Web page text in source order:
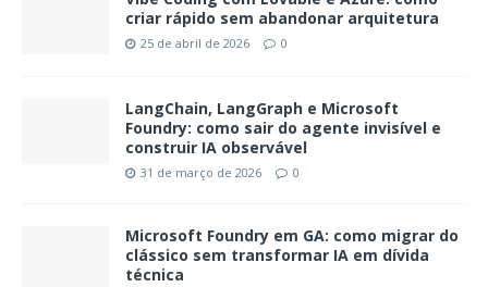
criar rápido sem abandonar arquitetura
25 de abril de 2026 0
LangChain, LangGraph e Microsoft
Foundry: como sair do agente invisível e
construir IA observável
31 de março de 2026 0
Microsoft Foundry em GA: como migrar do
clássico sem transformar IA em dívida
técnica